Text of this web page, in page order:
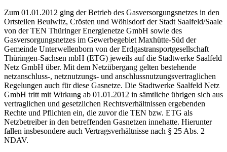
Zum 01.01.2012 ging der Betrieb des Gasversorgungsnetzes in den
Ortsteilen Beulwitz, Crösten und Wöhlsdorf der Stadt Saalfeld/Saale
von der TEN Thüringer Energienetze GmbH sowie des
Gasversorgungsnetzes im Gewerbegebiet Maxhütte-Süd der
Gemeinde Unterwellenborn von der Erdgastransportgesellschaft
Thüringen-Sachsen mbH (ETG) jeweils auf die Stadtwerke Saalfeld
Netz GmbH über. Mit dem Netzübergang gelten bestehende
netzanschluss-, netznutzungs- und anschlussnutzungsvertraglichen
Regelungen auch für diese Gasnetze. Die Stadtwerke Saalfeld Netz
GmbH tritt mit Wirkung ab 01.01.2012 in sämtliche übrigen sich aus
vertraglichen und gesetzlichen Rechtsverhältnissen ergebenden
Rechte und Pflichten ein, die zuvor die TEN bzw. ETG als
Netzbetreiber in den betreffenden Gasnetzen innehatte. Hierunter
fallen insbesondere auch Vertragsverhältnisse nach § 25 Abs. 2
NDAV.